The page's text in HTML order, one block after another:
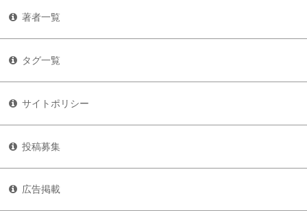
著者一覧
タグ一覧
サイトポリシー
投稿募集
広告掲載